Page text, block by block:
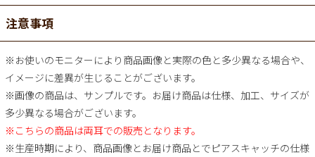
注意事項
※お使いのモニターにより商品画像と実際の色と多少異なる場合や、
イメージに差異が生じることがございます。
※画像の商品は、サンプルです。お届け商品は仕様、加工、サイズが
多少異なる場合がございます。
※こちらの商品は両耳での販売となります。
※生産時期により、商品画像とお届け商品とでピアスキャッチの仕様